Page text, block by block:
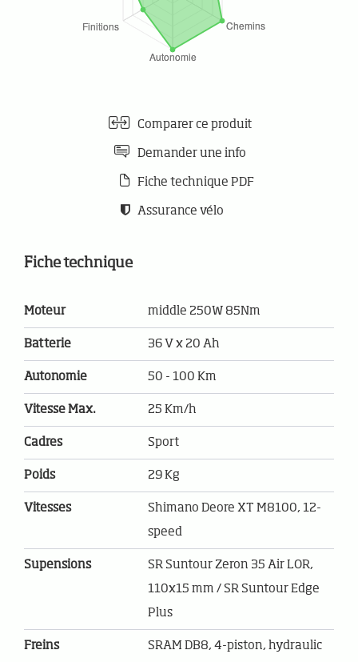
Comparer ce produit
Demander une info
Fiche technique PDF
Assurance vélo
Fiche technique
Moteur middle 250W 85Nm
Batterie 36 V x 20 Ah
Autonomie 50 - 100 Km
Vitesse Max. 25 Km/h
Cadres Sport
Poids 29 Kg
Vitesses
Shimano Deore XT M8100, 12-
speed
Supensions
SR Suntour Zeron 35 Air LOR,
110x15 mm / SR Suntour Edge
Plus
Freins
SRAM DB8, 4-piston, hydraulic